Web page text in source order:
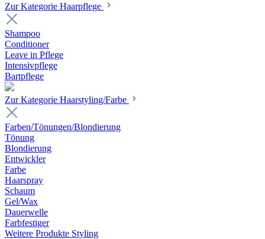
Zur Kategorie Haarpflege
Shampoo
Conditioner
Leave in Pflege
Intensivpflege
Bartpflege
Zur Kategorie Haarstyling/Farbe
Farben/Tönungen/Blondierung
Tönung
Blondierung
Entwickler
Farbe
Haarspray
Schaum
Gel/Wax
Dauerwelle
Farbfestiger
Weitere Produkte Styling